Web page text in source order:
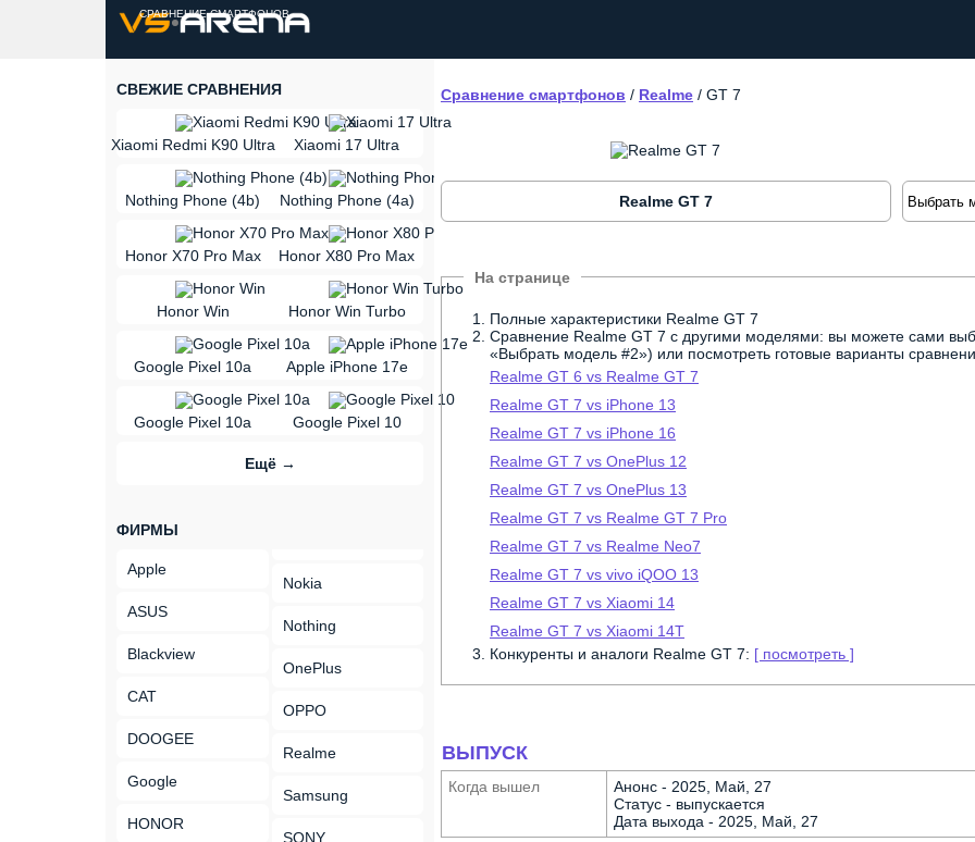
СРАВНЕНИЕ СМАРТФОНОВ
СВЕЖИЕ СРАВНЕНИЯ
Xiaomi Redmi K90 Ultra
vs
Xiaomi 17 Ultra
Nothing Phone (4b)
vs
Nothing Phone (4a)
Honor X70 Pro Max
vs
Honor X80 Pro Max
Honor Win
vs
Honor Win Turbo
Google Pixel 10a
vs
Apple iPhone 17e
Google Pixel 10a
vs
Google Pixel 10
Ещё →
ФИРМЫ
Apple
ASUS
Blackview
CAT
DOOGEE
Google
HONOR
Nokia
Nothing
OnePlus
OPPO
Realme
Samsung
SONY
Сравнение смартфонов / Realme / GT 7
Realme GT 7
Полные характеристики Realme GT 7
Сравнение Realme GT 7 с другими моделями: вы можете сами
«Выбрать модель #2») или посмотреть готовые варианты
Realme GT 6 vs Realme GT 7
Realme GT 7 vs iPhone 13
Realme GT 7 vs iPhone 16
Realme GT 7 vs OnePlus 12
Realme GT 7 vs OnePlus 13
Realme GT 7 vs Realme GT 7 Pro
Realme GT 7 vs Realme Neo7
Realme GT 7 vs vivo iQOO 13
Realme GT 7 vs Xiaomi 14
Realme GT 7 vs Xiaomi 14T
Конкуренты и аналоги Realme GT 7: [ посмотреть ]
ВЫПУСК
Когда вышел
Анонс - 2025, Май, 27
Статус - выпускается
Дата выхода - 2025, Май, 27